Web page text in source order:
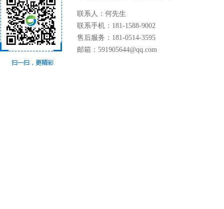
联系人：何先生
联系手机：181-1588-9002
售后服务：181-0514-3595
邮箱：591905644@qq.com